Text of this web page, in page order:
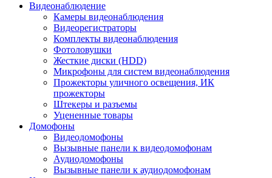
Видеонаблюдение
Камеры видеонаблюдения
Видеорегистраторы
Комплекты видеонаблюдения
Фотоловушки
Жесткие диски (HDD)
Микрофоны для систем видеонаблюдения
Прожекторы уличного освещения, ИК
прожекторы
Штекеры и разъемы
Уцененные товары
Домофоны
Видеодомофоны
Вызывные панели к видеодомофонам
Аудиодомофоны
Вызывные панели к аудиодомофонам